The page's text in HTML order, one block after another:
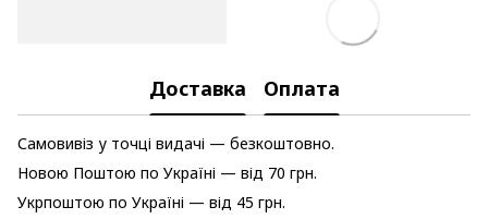
Доставка Оплата
Самовивіз у точці видачі — безкоштовно.
Новою Поштою по Україні — від 70 грн.
Укрпоштою по Україні — від 45 грн.